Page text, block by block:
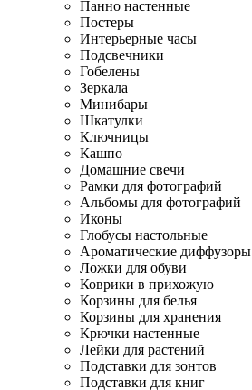
Панно настенные
Постеры
Интерьерные часы
Подсвечники
Гобелены
Зеркала
Минибары
Шкатулки
Ключницы
Кашпо
Домашние свечи
Рамки для фотографий
Альбомы для фотографий
Иконы
Глобусы настольные
Ароматические диффузоры
Ложки для обуви
Коврики в прихожую
Корзины для белья
Корзины для хранения
Крючки настенные
Лейки для растений
Подставки для зонтов
Подставки для книг